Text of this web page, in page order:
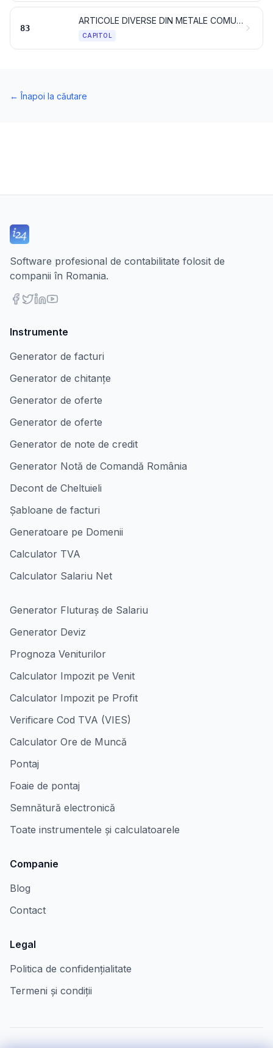
83
ARTICOLE DIVERSE DIN METALE COMUNE
CAPITOL
←Înapoi la căutare
Software profesional de contabilitate folosit de
companii în Romania.
Instrumente
Generator de facturi
Generator de chitanțe
Generator de oferte
Generator de oferte
Generator de note de credit
Generator Notă de Comandă România
Decont de Cheltuieli
Șabloane de facturi
Generatoare pe Domenii
Calculator TVA
Calculator Salariu Net
Generator Fluturaș de Salariu
Generator Deviz
Prognoza Veniturilor
Calculator Impozit pe Venit
Calculator Impozit pe Profit
Verificare Cod TVA (VIES)
Calculator Ore de Muncă
Pontaj
Foaie de pontaj
Semnătură electronică
Toate instrumentele și calculatoarele
Companie
Blog
Contact
Legal
Politica de confidențialitate
Termeni și condiții